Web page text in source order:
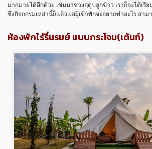
มากมายได้อีกด้วย เช่นมาช่วงฤดูปลูกข้าว เราก็จะได้เรี
ซึ่งกิจกกรมเหล่านี้ก็แล้วแต่ผู้เข้าพักจะอยากทำอะไร สาม
ห้องพักไร่รื่นรมย์ แบบกระโจม(เต้นท์)